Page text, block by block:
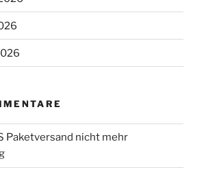
Paketversand nicht mehr